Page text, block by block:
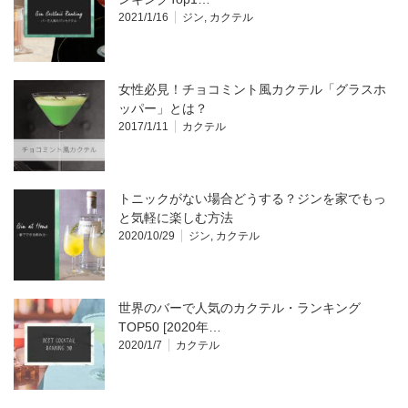
2021/1/16 ジン, カクテル
女性必見！チョコミント風カクテル「グラスホ
ッパー」とは？
2017/1/11 カクテル
トニックがない場合どうする？ジンを家でもっ
と気軽に楽しむ方法
2020/10/29 ジン, カクテル
世界のバーで人気のカクテル・ランキング
TOP50 [2020年…
2020/1/7 カクテル